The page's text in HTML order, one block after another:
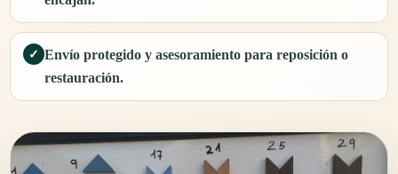
✓ Envío protegido y asesoramiento para reposición o
restauración.